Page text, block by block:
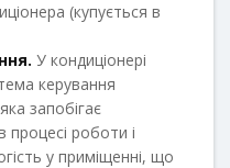
(купується в
У кондиціонері
керування
запобігає
роботи і
у приміщенні, що